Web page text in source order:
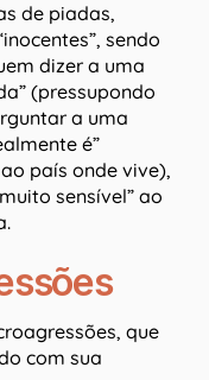
de piadas,
sendo
dizer a uma
(pressupondo
a uma
é”
país onde vive),
sensível” ao
que
com sua